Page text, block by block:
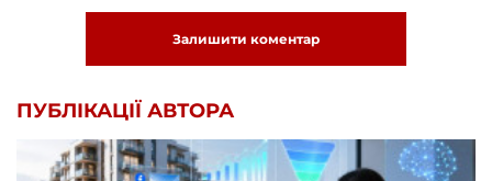
Залишити коментар
ПУБЛІКАЦІЇ АВТОРА